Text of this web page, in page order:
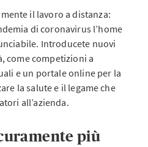
il lavoro a distanza:
di coronavirus l’home
Introducete nuovi
come competizioni a
e un portale online per la
la salute e il legame che
all’azienda.
più